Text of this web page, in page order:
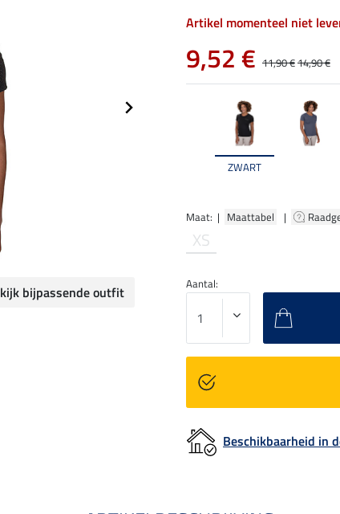
bijpassende outfit
ZWART
Maat: | Maattabel |
XS
Artikel momenteel niet
9,52 € 11,90 €14,90 €
Aantal:
Beschikbaarheid in